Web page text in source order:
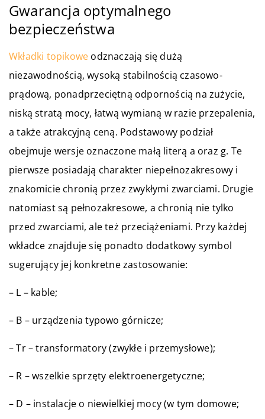
Gwarancja optymalnego
bezpieczeństwa
Wkładki topikowe odznaczają się dużą
niezawodnością, wysoką stabilnością czasowo-
prądową, ponadprzeciętną odpornością na zużycie,
niską stratą mocy, łatwą wymianą w razie przepalenia,
a także atrakcyjną ceną. Podstawowy podział
obejmuje wersje oznaczone małą literą a oraz g. Te
pierwsze posiadają charakter niepełnozakresowy i
znakomicie chronią przez zwykłymi zwarciami. Drugie
natomiast są pełnozakresowe, a chronią nie tylko
przed zwarciami, ale też przeciążeniami. Przy każdej
wkładce znajduje się ponadto dodatkowy symbol
sugerujący jej konkretne zastosowanie:
– L – kable;
– B – urządzenia typowo górnicze;
– Tr – transformatory (zwykłe i przemysłowe);
– R – wszelkie sprzęty elektroenergetyczne;
– D – instalacje o niewielkiej mocy (w tym domowe;